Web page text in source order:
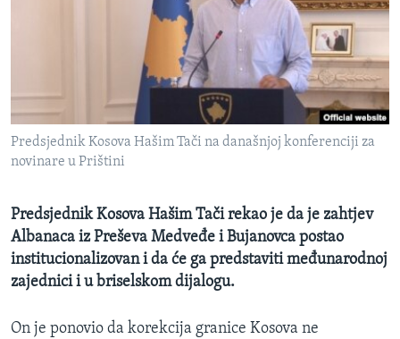
Learning English
PRATITE NAS
Jezici
Predsjednik Kosova Hašim Tači na današnjoj konferenciji za
novinare u Prištini
Predsjednik Kosova Hašim Tači rekao je da je zahtjev
Albanaca iz Preševa Medveđe i Bujanovca postao
institucionalizovan i da će ga predstaviti međunarodnoj
zajednici i u briselskom dijalogu.
On je ponovio da korekcija granice Kosova ne